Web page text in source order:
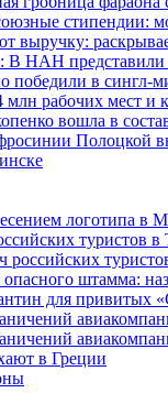
стипендии:
выручку:
В НАН представили
в сингл-
рабочих мест и
вошла в
Полоцкой
логотипа в
туристов
российских
штамма:
для привитых
в Греции